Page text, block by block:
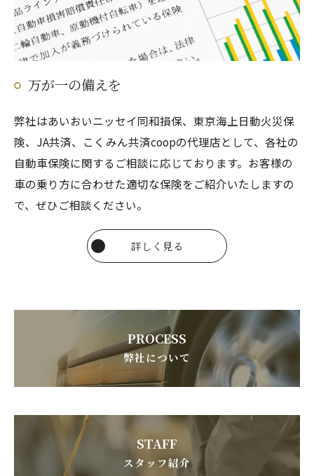
万が一の備えを
弊社はあいおいニッセイ同和損保、東京海上日動火災保
険、JA共済、こくみん共済coopの代理店として、各社の
自動車保険に関するご相談に応じております。お客様の
車の乗り方に合わせた適切な保険をご紹介いたしますの
で、ぜひご相談ください。
詳しく見る
PROCESS
弊社について
STAFF
スタッフ紹介